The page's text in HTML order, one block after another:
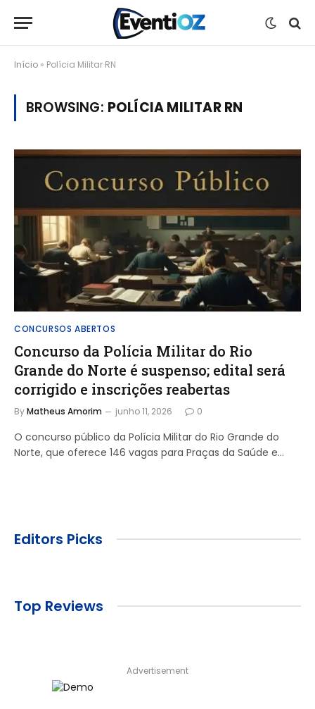
Início » Polícia Militar RN
BROWSING: POLÍCIA MILITAR RN
CONCURSOS ABERTOS
Concurso da Polícia Militar do Rio
Grande do Norte é suspenso; edital será
corrigido e inscrições reabertas
ByMatheus Amorim junho 11, 2026 0
O concurso público da Polícia Militar do Rio Grande do
Norte, que oferece 146 vagas para Praças da Saúde e…
Editors Picks
Top Reviews
Advertisement